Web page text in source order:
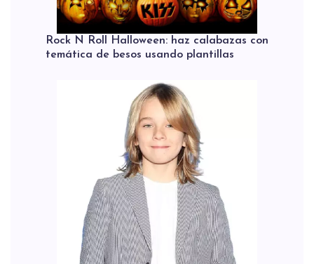
Rock N Roll Halloween: haz calabazas con
temática de besos usando plantillas